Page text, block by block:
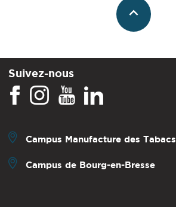
Suivez-nous
Campus Manufacture des Tabacs
Campus de Bourg-en-Bresse